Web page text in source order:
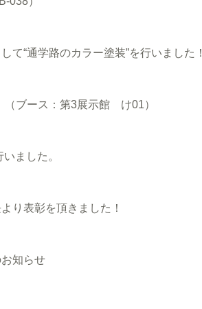
て“通学路のカラー塗装”を行いました！
（ブース：第3展示館 け01）
ました。
り表彰を頂きました！
知らせ